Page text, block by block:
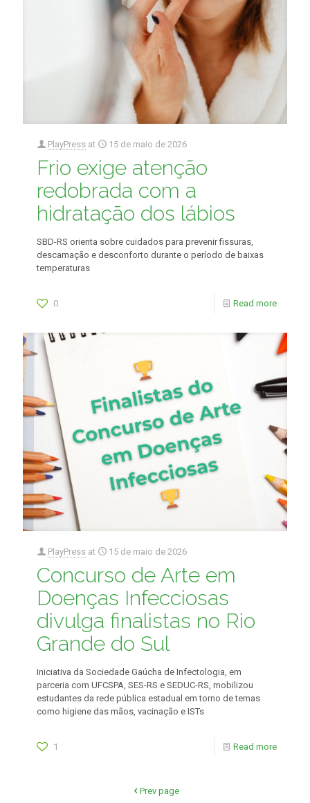
PlayPress at 15 de maio de 2026
Frio exige atenção
redobrada com a
hidratação dos lábios
SBD-RS orienta sobre cuidados para prevenir fissuras,
descamação e desconforto durante o período de baixas
temperaturas
0 Read more
PlayPress at 15 de maio de 2026
Concurso de Arte em
Doenças Infecciosas
divulga finalistas no Rio
Grande do Sul
Iniciativa da Sociedade Gaúcha de Infectologia, em
parceria com UFCSPA, SES-RS e SEDUC-RS, mobilizou
estudantes da rede pública estadual em torno de temas
como higiene das mãos, vacinação e ISTs
1 Read more
Prev page